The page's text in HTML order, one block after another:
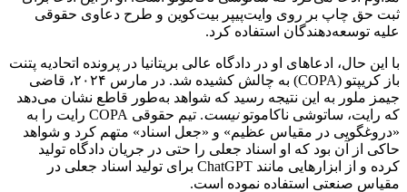
ثبت حق چاپ بر روی وایت‌پیپر بیت‌کوین و طرح دعاوی حقوقی
علیه توسعه‌دهندگان استفاده کرد.
با این حال، ادعاهای او در دادگاه عالی بریتانیا در پرونده اتحادیه پتنت
باز کریپتو (COPA) به چالش کشیده شد. در مارس ۲۰۲۴، قاضی
جیمز ملور به این نتیجه رسید که شواهد به‌طور قاطع نشان می‌دهد
که رایت، ساتوشی ناکاموتونیست
. تیم حقوقی COPA رایت را به
«دروغگویی در مقیاس عظیم» و «جعل اسناد» متهم کرد و شواهد
حاکی از آن بود که او اسناد جعلی را حتی در جریان دادگاه تولید
کرده و از ابزارهایی مانند ChatGPT برای تولید اسناد جعلی در
مقیاس صنعتی استفاده نموده است.